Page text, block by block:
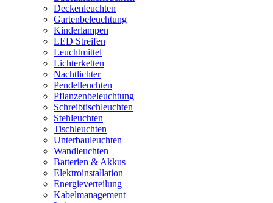
Deckenleuchten
Gartenbeleuchtung
Kinderlampen
LED Streifen
Leuchtmittel
Lichterketten
Nachtlichter
Pendelleuchten
Pflanzenbeleuchtung
Schreibtischleuchten
Stehleuchten
Tischleuchten
Unterbauleuchten
Wandleuchten
Batterien & Akkus
Elektroinstallation
Energieverteilung
Kabelmanagement